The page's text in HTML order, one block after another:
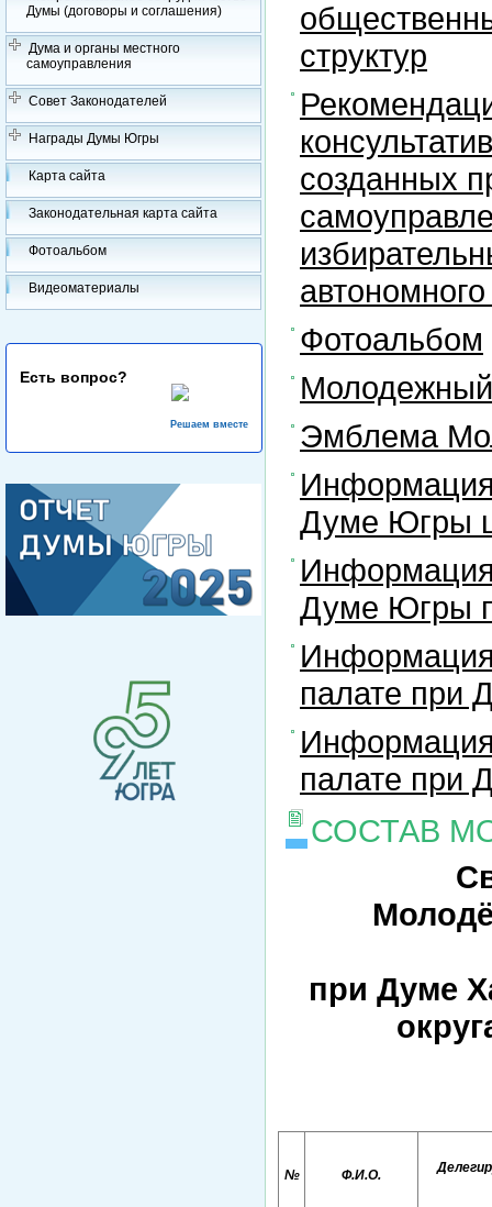
Думы (договоры и соглашения)
Дума и органы местного
самоуправления
Совет Законодателей
Награды Думы Югры
Карта сайта
Законодательная карта сайта
Фотоальбом
Видеоматериалы
Есть вопрос?
Решаем вместе
структур
созданных
Фотоальбом
Молодежный
Эмблема
Думе Югры
Думе Югры
палате при
палате при
СОСТАВ
при Думе
№ Ф.И.О.